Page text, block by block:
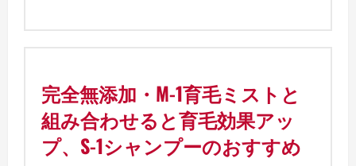
完全無添加・M-1育毛ミストと
組み合わせると育毛効果アッ
プ、S-1シャンプーのおすすめ